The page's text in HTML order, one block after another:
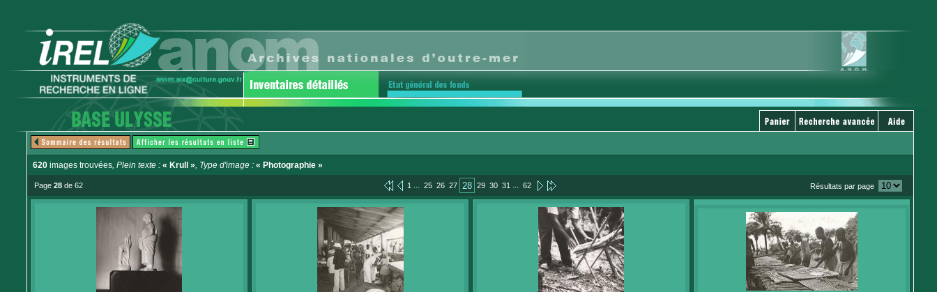
620 images trouvées, Plein texte : « Krull », Type d'image : « Photographie »
Page 28 de 62 1 ... 25 26 27 28 29 30 31 ... 62 Résultats par page